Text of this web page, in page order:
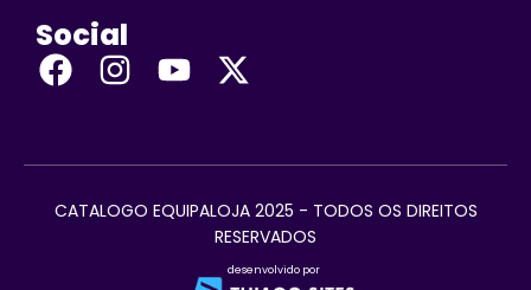
Social
CATALOGO EQUIPALOJA 2025 - TODOS OS DIREITOS
RESERVADOS
desenvolvido por